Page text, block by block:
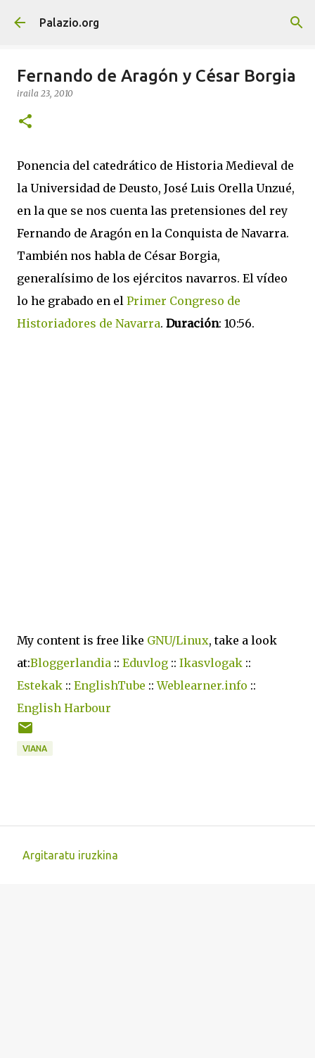
Saltatu eta joan eduki nagusira
Palazio.org
Fernando de Aragón y César Borgia
iraila 23, 2010
Ponencia del catedrático de Historia Medieval de
la Universidad de Deusto, José Luis Orella Unzué,
en la que se nos cuenta las pretensiones del rey
Fernando de Aragón en la Conquista de Navarra.
También nos habla de César Borgia,
generalísimo de los ejércitos navarros. El vídeo
lo he grabado en el Primer Congreso de
Historiadores de Navarra. Duración: 10:56.
My content is free like GNU/Linux, take a look
at:Bloggerlandia :: Eduvlog :: Ikasvlogak ::
Estekak :: EnglishTube ::Weblearner.info ::
English Harbour
VIANA
Argitaratu iruzkina